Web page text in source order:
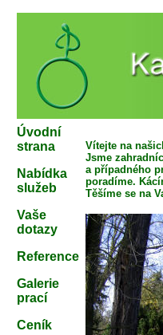
Úvodní
strana
Nabídka
služeb
Vaše
dotazy
Reference
Galerie
prací
Ceník
Vítejte na
Jsme
a případného
poradíme.
Těšíme se na